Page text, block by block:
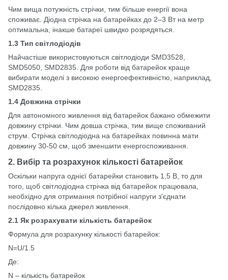
Чим вища потужність стрічки, тим більше енергії вона
споживає. Діодна стрічка на батарейках до 2–3 Вт на метр
оптимальна, інакше батареї швидко розрядяться.
1.3 Тип світлодіодів
Найчастіше використовуються світлодіоди SMD3528,
SMD5050, SMD2835. Для роботи від батарейок краще
вибирати моделі з високою енергоефективністю, наприклад,
SMD2835.
1.4 Довжина стрічки
Для автономного живлення від батарейок бажано обмежити
довжину стрічки. Чим довша стрічка, тим вище споживаний
струм. Стрічка світлодіодна на батарейках повинна мати
довжину 30-50 см, щоб зменшити енергоспоживання.
2. Вибір та розрахунок кількості батарейок
Оскільки напруга однієї батарейки становить 1,5 В, то для
того, щоб світлодіодна стрічка від батарейок працювала,
необхідно для отримання потрібної напруги з'єднати
послідовно кілька джерел живлення.
2.1 Як розрахувати кількість батарейок
Формула для розрахунку кількості батарейок:
N=U/1.5
Де:
N – кількість батарейок